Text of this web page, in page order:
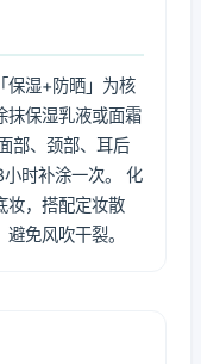
保湿+防晒」为核
抹保湿乳液或面霜
部、颈部、耳后
时补涂一次。 化
妆，搭配定妆散
免风吹干裂。